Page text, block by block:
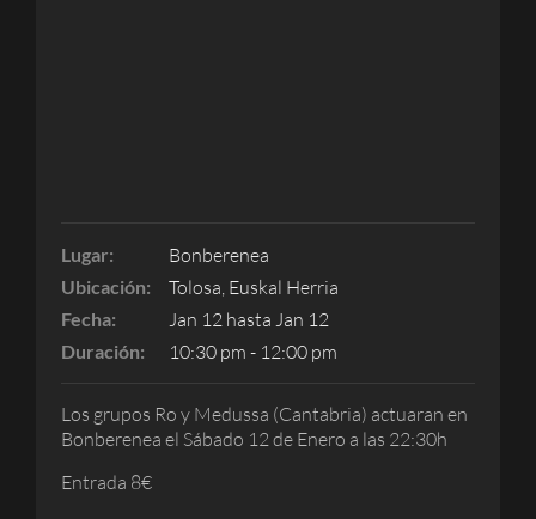
Lugar: Bonberenea
Ubicación: Tolosa, Euskal Herria
Fecha: Jan 12 hasta Jan 12
Duración: 10:30 pm - 12:00 pm
Los grupos Ro y Medussa (Cantabria) actuaran en
Bonberenea el Sábado 12 de Enero a las 22:30h
Entrada 8€